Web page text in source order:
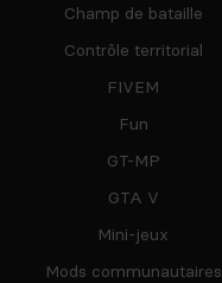
Champ de bataille
Contrôle territorial
FIVEM
Fun
GT-MP
GTA V
Mini-jeux
Mods communautaires